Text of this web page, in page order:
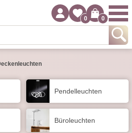
0 0
Pendel­leuchten
Büroleuchten